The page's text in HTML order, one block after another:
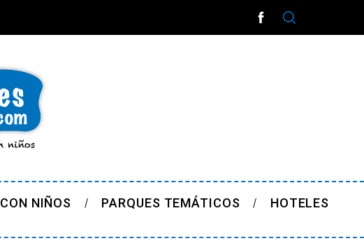
NIÑOS PARQUES TEMÁTICOS HOTELES